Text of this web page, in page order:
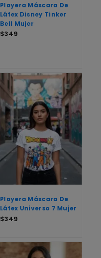
Playera Máscara De
Látex Disney Tinker
Bell Mujer
$349
Playera Máscara De
Látex Universo 7 Mujer
$349